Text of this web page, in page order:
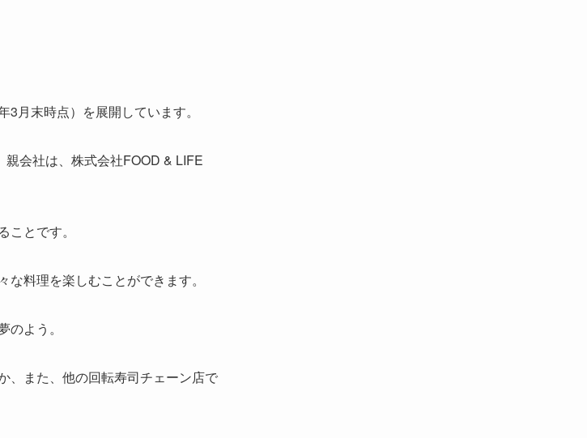
月末時点）を展開しています。
会社は、株式会社FOOD & LIFE
とです。
料理を楽しむことができます。
よう。
、また、他の回転寿司チェーン店で